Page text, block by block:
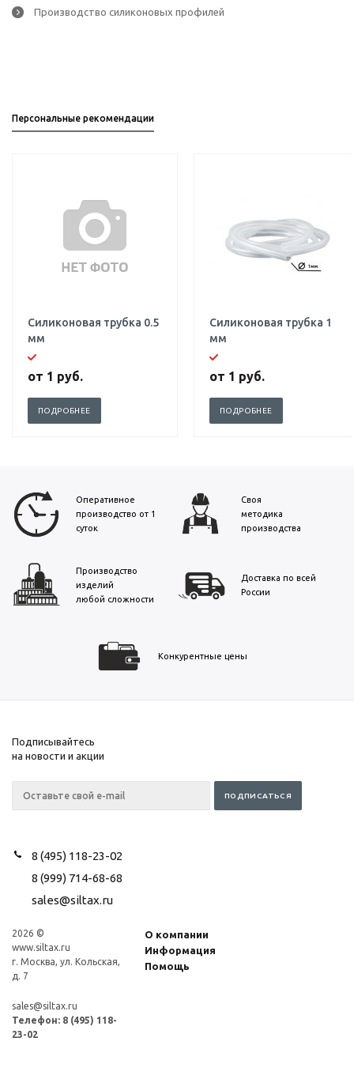
Производство силиконовых профилей
Персональные рекомендации
Силиконовая трубка 0.5
мм
от 1 руб.
ПОДРОБНЕЕ
Силиконовая трубка 1
мм
от 1 руб.
ПОДРОБНЕЕ
Оперативное
производство от 1
суток
Своя
методика
производства
Производство
изделий
любой сложности
Доставка по всей
России
Конкурентные цены
Подписывайтесь
на новости и акции
8 (495) 118-23-02
8 (999) 714-68-68
sales@siltax.ru
2026 ©
www.siltax.ru
г. Москва, ул. Кольская,
д. 7
sales@siltax.ru
Телефон: 8 (495) 118-
23-02
О компании
Информация
Помощь